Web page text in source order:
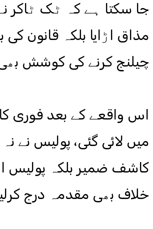
جا سکتا ہے کہ ٹک ٹاکر
مذاق اڑایا بلکہ قانون کی
چیلنج کرنے کی کوشش
اس واقعے کے بعد فوری
میں لائی گئی، پولیس نے
کاشف ضمیر بلکہ پولیس
خلاف بھی مقدمہ درج